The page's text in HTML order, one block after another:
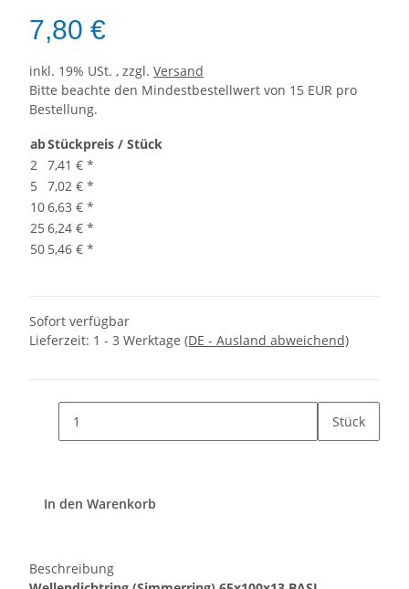
7,80 €
inkl. 19% USt. , zzgl. Versand
Bitte beachte den Mindestbestellwert von 15 EUR pro
Bestellung.
abStückpreis / Stück
2 7,41 € *
5
7,02 € *
106,63 € *
25 6,24 € *
50 5,46 € *
Sofort verfügbar
Lieferzeit: 1 - 3 Werktage (DE - Ausland abweichend)
Stück
In den Warenkorb
Beschreibung